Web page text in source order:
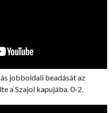
jobboldali beadását az
a Szajol kapujába. 0-2.